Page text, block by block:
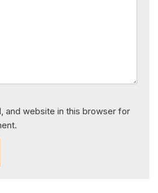
and website in this browser for